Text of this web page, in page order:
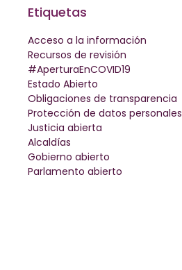
Etiquetas
Acceso a la información
Recursos de revisión
#AperturaEnCOVID19
Estado Abierto
Obligaciones de transparencia
Protección de datos personales
Justicia abierta
Alcaldías
Gobierno abierto
Parlamento abierto